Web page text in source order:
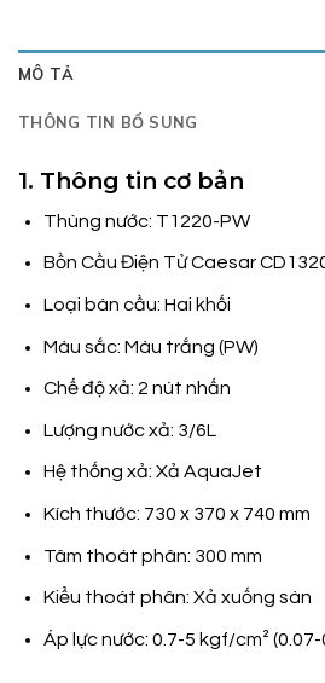
MÔ TẢ
THÔNG TIN BỔ SUNG
1. Thông tin cơ bản
Thùng nước: T1220-PW
Bồn Cầu Điện Tử Caesar
Loại bàn cầu: Hai khối
Màu sắc: Màu trắng (PW)
Chế độ xả: 2 nút nhấn
Lượng nước xả: 3/6L
Hệ thống xả: Xả AquaJet
Kích thước: 730 x 370 x 740 mm
Tâm thoát phân: 300 mm
Kiểu thoát phân: Xả xuống sàn
Áp lực nước: 0.7-5 kgf/cm² (0.07-